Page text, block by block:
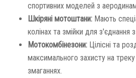
спортивних моделей з
Шкіряні мотоштани: Мають
колінах та змійки для з'єднання
Мотокомбінезони: Цілісні та
максимального захисту на
змаганнях.